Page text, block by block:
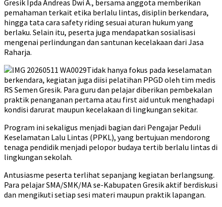
Gresik Ipda Andreas Dwi A., bersama anggota memberikan
pemahaman terkait etika berlalu lintas, disiplin berkendara,
hingga tata cara safety riding sesuai aturan hukum yang
berlaku. Selain itu, peserta juga mendapatkan sosialisasi
mengenai perlindungan dan santunan kecelakaan dari Jasa
Raharja.
Tidak hanya fokus pada keselamatan
berkendara, kegiatan juga diisi pelatihan PPGD oleh tim medis
RS Semen Gresik. Para guru dan pelajar diberikan pembekalan
praktik penanganan pertama atau first aid untuk menghadapi
kondisi darurat maupun kecelakaan di lingkungan sekitar.
Program ini sekaligus menjadi bagian dari Pengajar Peduli
Keselamatan Lalu Lintas (PPKL), yang bertujuan mendorong
tenaga pendidik menjadi pelopor budaya tertib berlalu lintas di
lingkungan sekolah.
Antusiasme peserta terlihat sepanjang kegiatan berlangsung.
Para pelajar SMA/SMK/MA se-Kabupaten Gresik aktif berdiskusi
dan mengikuti setiap sesi materi maupun praktik lapangan.